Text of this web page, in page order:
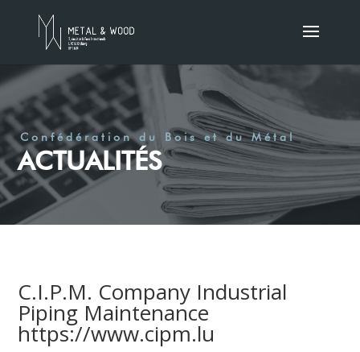
Confédération du Bois et du Métal
ACTUALITÉS
C.I.P.M. Company Industrial
Piping Maintenance
https://www.cipm.lu